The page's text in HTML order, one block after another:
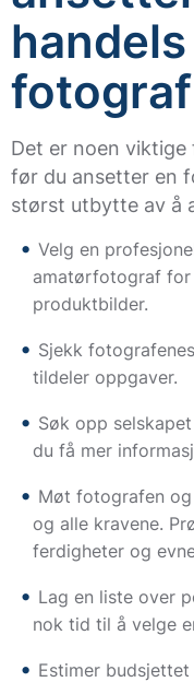
fotograf
Det er noen
før du ansetter en
størst utbytte av å
Velg en
amatørfotograf for
produktbilder.
Sjekk
tildeler oppgaver.
Søk opp
du få mer
Møt fotografen
og alle kravene.
ferdigheter og
Lag en liste over
nok tid til å velge
Estimer